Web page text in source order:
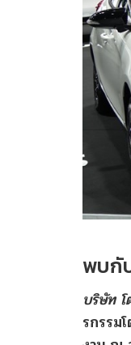
พบกั
บริษัท โ
รกรรม